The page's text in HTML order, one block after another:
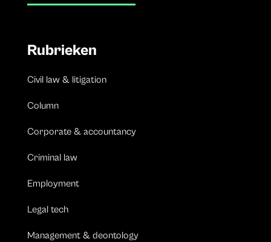
Rubrieken
Civil law & litigation
Column
Corporate & accountancy
Criminal law
Employment
Legal tech
Management & deontology